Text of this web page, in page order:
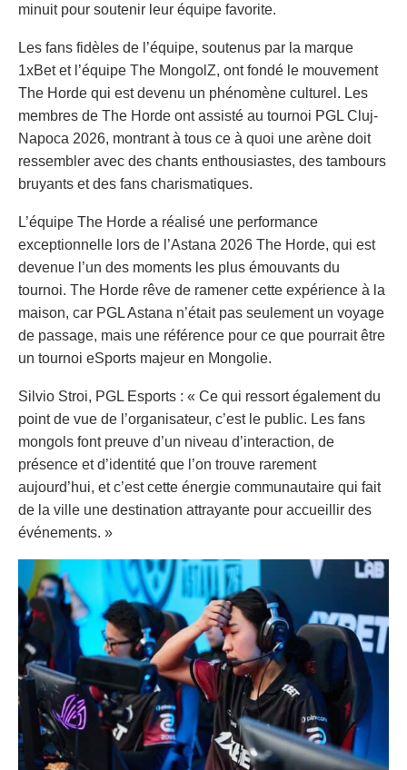
minuit pour soutenir leur équipe favorite.
Les fans fidèles de l’équipe, soutenus par la marque
1xBet et l’équipe The MongolZ, ont fondé le mouvement
The Horde qui est devenu un phénomène culturel. Les
membres de The Horde ont assisté au tournoi PGL Cluj-
Napoca 2026, montrant à tous ce à quoi une arène doit
ressembler avec des chants enthousiastes, des tambours
bruyants et des fans charismatiques.
L’équipe The Horde a réalisé une performance
exceptionnelle lors de l’Astana 2026 The Horde, qui est
devenue l’un des moments les plus émouvants du
tournoi. The Horde rêve de ramener cette expérience à la
maison, car PGL Astana n’était pas seulement un voyage
de passage, mais une référence pour ce que pourrait être
un tournoi eSports majeur en Mongolie.
Silvio Stroi, PGL Esports : « Ce qui ressort également du
point de vue de l’organisateur, c’est le public. Les fans
mongols font preuve d’un niveau d’interaction, de
présence et d’identité que l’on trouve rarement
aujourd’hui, et c’est cette énergie communautaire qui fait
de la ville une destination attrayante pour accueillir des
événements. »